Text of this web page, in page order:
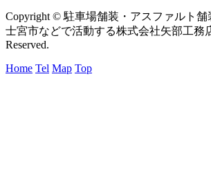
Copyright © 駐車場舗装・アスファルト舗
士宮市などで活動する株式会社矢部工務
Reserved.
Home Tel Map Top